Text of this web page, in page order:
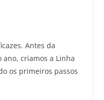
Antes da
ano, criamos a Linha
os primeiros passos